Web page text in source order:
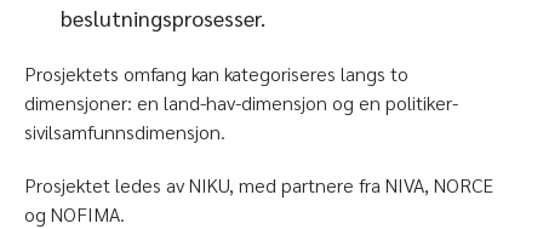
beslutningsprosesser.
Prosjektets omfang kan kategoriseres langs to
dimensjoner: en land-hav-dimensjon og en politiker-
sivilsamfunnsdimensjon.
Prosjektet ledes av NIKU, med partnere fra NIVA, NORCE
og NOFIMA.